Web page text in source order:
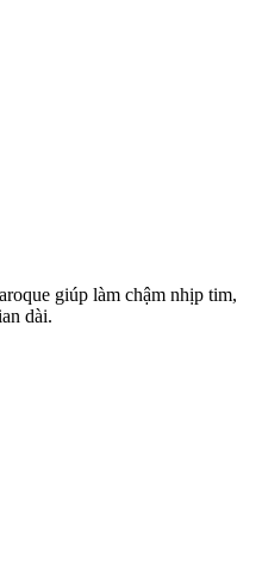
giúp làm chậm nhịp tim,
dài.